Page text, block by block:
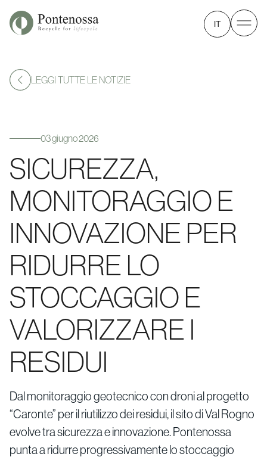
IT
LEGGI TUTTE LE NOTIZIE
03 giugno 2026
SICUREZZA,
MONITORAGGIO E
INNOVAZIONE PER
RIDURRE LO
STOCCAGGIO E
VALORIZZARE I
RESIDUI
Dal monitoraggio geotecnico con droni al progetto
“Caronte” per il riutilizzo dei residui, il sito di Val Rogno
evolve tra sicurezza e innovazione. Pontenossa
punta a ridurre progressivamente lo stoccaggio